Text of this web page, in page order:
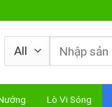
Tìm
kiếm:
Lò Vi Sóng